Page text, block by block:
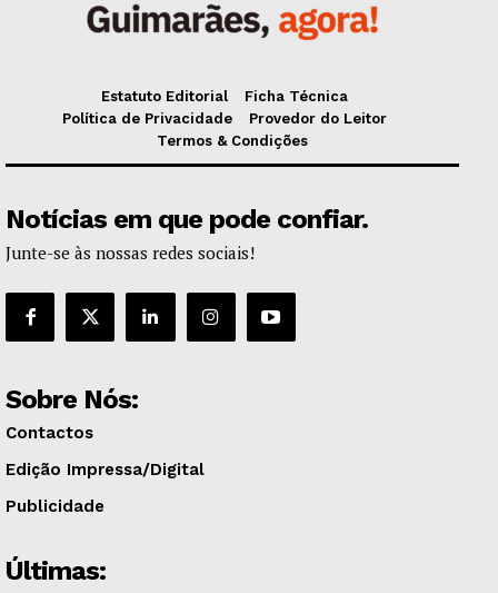
Estatuto Editorial
Ficha Técnica
Política de Privacidade
Provedor do Leitor
Termos & Condições
Notícias em que pode confiar.
Junte-se às nossas redes sociais!
Sobre Nós:
Contactos
Edição Impressa/Digital
Publicidade
Últimas: